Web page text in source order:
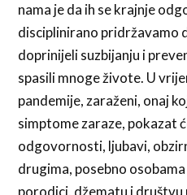
nama je da ih se krajnje
disciplinirano pridržavamo
doprinijeli suzbijanju i
spasili mnoge živote. U
pandemije, zaraženi, onaj
simptome zaraze, pokazat
odgovornosti, ljubavi,
drugima, posebno